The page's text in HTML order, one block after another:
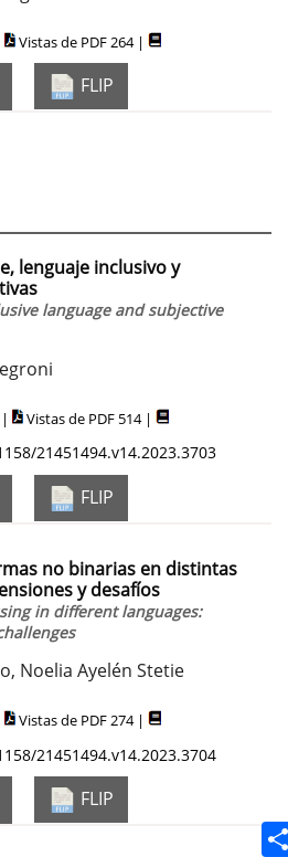
Vistas de PDF 264 |
FLIP
lenguaje inclusivo y
language and subjective
Vistas de PDF 514 |
21451494.v14.2023.3703
FLIP
no binarias en distintas
y desafíos
in different languages:
Noelia Ayelén Stetie
Vistas de PDF 274 |
21451494.v14.2023.3704
FLIP